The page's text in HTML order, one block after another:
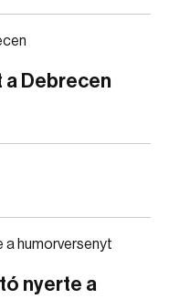
a Debrecen
nyerte a